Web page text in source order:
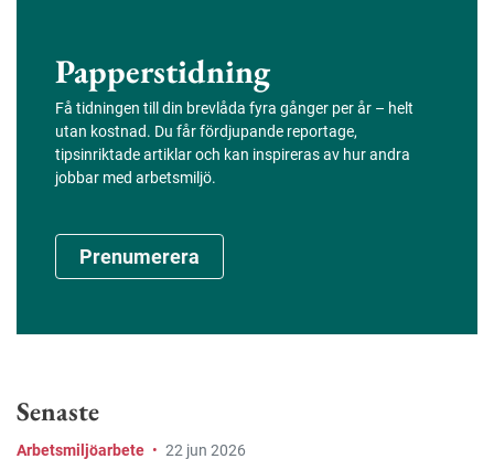
Papperstidning
Få tidningen till din brevlåda fyra gånger per år – helt
utan kostnad. Du får fördjupande reportage,
tipsinriktade artiklar och kan inspireras av hur andra
jobbar med arbetsmiljö.
Prenumerera
Senaste
Arbetsmiljöarbete • 22 jun 2026